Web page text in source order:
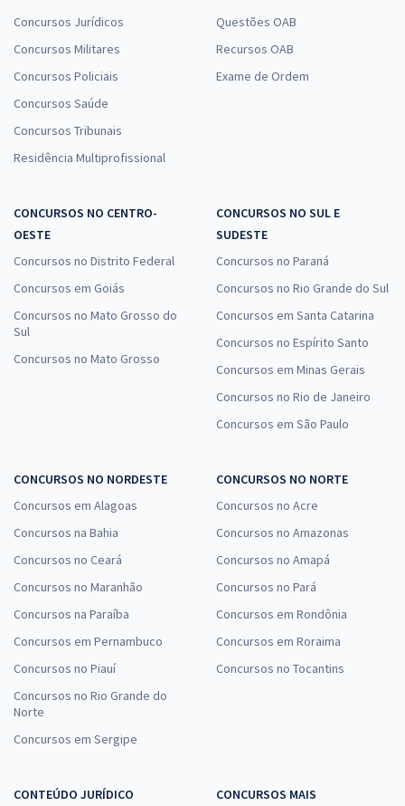
Concursos Jurídicos
Concursos Militares
Concursos Policiais
Concursos Saúde
Concursos Tribunais
Residência Multiprofissional
Questões OAB
Recursos OAB
Exame de Ordem
CONCURSOS NO CENTRO-
OESTE
Concursos no Distrito Federal
Concursos em Goiás
Concursos no Mato Grosso do
Sul
Concursos no Mato Grosso
CONCURSOS NO SUL E
SUDESTE
Concursos no Paraná
Concursos no Rio Grande do Sul
Concursos em Santa Catarina
Concursos no Espírito Santo
Concursos em Minas Gerais
Concursos no Rio de Janeiro
Concursos em São Paulo
CONCURSOS NO NORDESTE
Concursos em Alagoas
Concursos na Bahia
Concursos no Ceará
Concursos no Maranhão
Concursos na Paraíba
Concursos em Pernambuco
Concursos no Piauí
Concursos no Rio Grande do
Norte
Concursos em Sergipe
CONCURSOS NO NORTE
Concursos no Acre
Concursos no Amazonas
Concursos no Amapá
Concursos no Pará
Concursos em Rondônia
Concursos em Roraima
Concursos no Tocantins
CONTEÚDO JURÍDICO
CONCURSOS MAIS